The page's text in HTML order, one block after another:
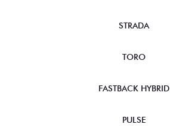
STRADA
TORO
FASTBACK HYBRID
PULSE